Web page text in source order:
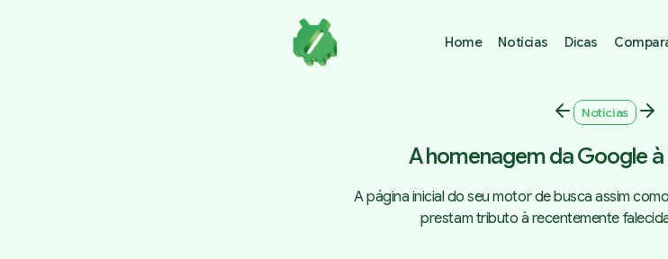
Home Notícias Dicas
Notícias
A homenagem da Google à
A página inicial do seu motor de busca assim
prestam tributo à recentemente